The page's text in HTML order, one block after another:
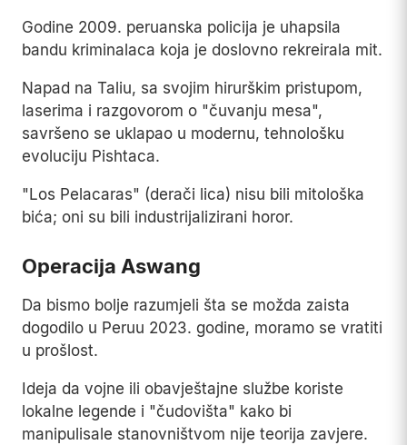
Godine 2009. peruanska policija je uhapsila
bandu kriminalaca koja je doslovno rekreirala mit.
Napad na Taliu, sa svojim hirurškim pristupom,
laserima i razgovorom o "čuvanju mesa",
savršeno se uklapao u modernu, tehnološku
evoluciju Pishtaca.
"Los Pelacaras" (derači lica) nisu bili mitološka
bića; oni su bili industrijalizirani horor.
Operacija Aswang
Da bismo bolje razumjeli šta se možda zaista
dogodilo u Peruu 2023. godine, moramo se vratiti
u prošlost.
Ideja da vojne ili obavještajne službe koriste
lokalne legende i "čudovišta" kako bi
manipulisale stanovništvom nije teorija zavjere.